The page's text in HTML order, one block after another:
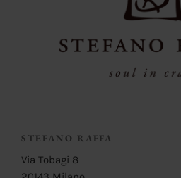
STEFANO RAFFA
Via Tobagi 8